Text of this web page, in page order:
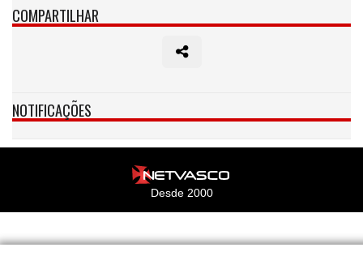
COMPARTILHAR
NOTIFICAÇÕES
Desde 2000